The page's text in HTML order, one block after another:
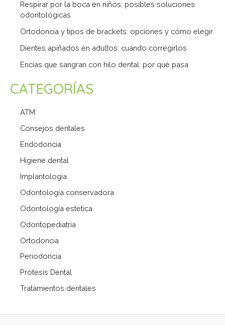
Respirar por la boca en niños: posibles soluciones
odontológicas
Ortodoncia y tipos de brackets: opciones y cómo elegir
Dientes apiñados en adultos: cuándo corregirlos
Encías que sangran con hilo dental: por qué pasa
CATEGORÍAS
ATM
Consejos dentales
Endodoncia
Higiene dental
Implantología
Odontología conservadora
Odontología estética
Odontopediatria
Ortodoncia
Periodoncia
Prótesis Dental
Tratamientos dentales